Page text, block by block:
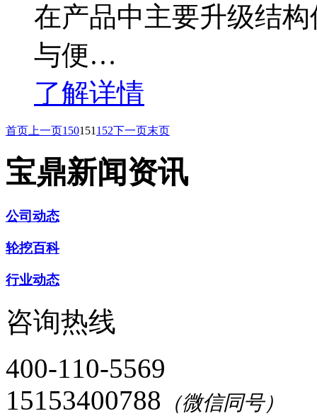
在产品中主要升级结
与便…
了解详情
首页 上一页150151 152下一页末页
宝鼎新闻资讯
公司动态
轮挖百科
行业动态
咨询热线
400-110-5569
15153400788 （微信同号）